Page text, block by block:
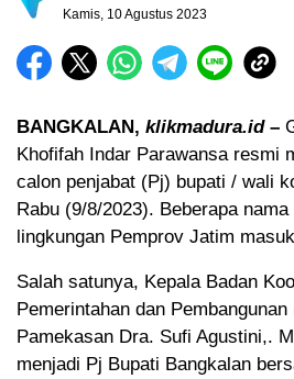
Kamis, 10 Agustus 2023
BANGKALAN, klikmadura.id–
Khofifah Indar Parawansa resmi
calon penjabat (Pj) bupati / wali
Rabu (9/8/2023). Beberapa
lingkungan Pemprov Jatim
Salah satunya, Kepala Badan
Pemerintahan dan
Pamekasan Dra. Sufi Agustini,.
menjadi Pj Bupati Bangkalan